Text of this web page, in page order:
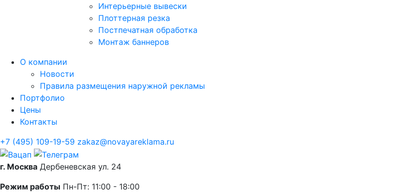
Интерьерные вывески
Плоттерная резка
Постпечатная обработка
Монтаж баннеров
О компании
Новости
Правила размещения наружной рекламы
Портфолио
Цены
Контакты
+7 (495) 109-19-59 zakaz@novayareklama.ru
г. Москва Дербеневская ул. 24
Режим работы Пн-Пт: 11:00 - 18:00